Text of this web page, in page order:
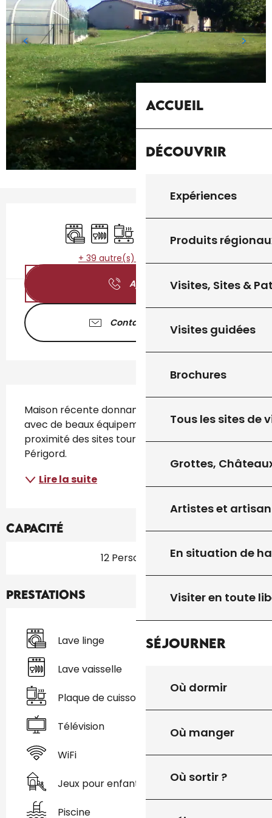
Accueil
Découvrir
Expériences
Produits
Visites, Sites &
Visites guidées
Brochures
Tous les sites de
Grottes,
Artistes et
En situation de
Visiter en toute
Séjourner
Où dormir
Où manger
Où sortir ?
Lave lingeLave vaisselle
Plaque de cuisson
+ 39 autre(s) prestation(s)
Appeler
Contactez-nous
Maison récente donnant sur un parc paysagé
avec de beaux équipements de loisirs, à
proximité des sites touristiques du Quercy & du
Périgord.
Lire la suite
Capacité
12 Personne(s)
Prestations
Lave linge
Lave vaisselle
Plaque de cuisson
Télévision
WiFi
Jeux pour enfants / Espace jeux
Piscine